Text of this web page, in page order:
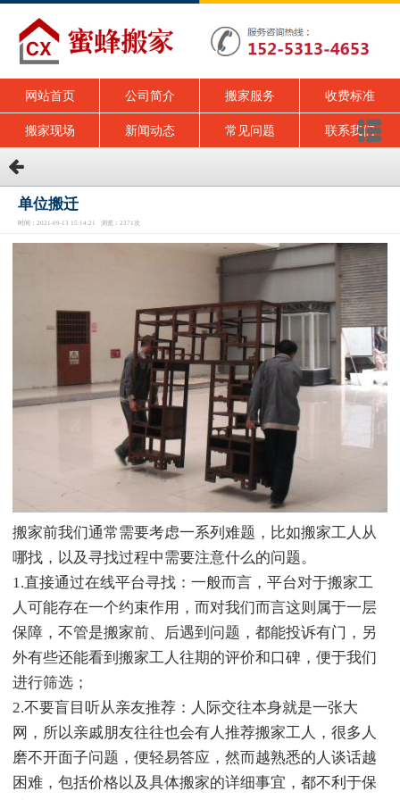
网站首页 公司简介 搬家服务 收费标准
搬家现场 新闻动态 常见问题 联系我们
单位搬迁
时间：2021-09-13 15:14:21 浏览：2371次
搬家前我们通常需要考虑一系列难题，比如搬家工人从
哪找，以及寻找过程中需要注意什么的问题。
1.直接通过在线平台寻找：一般而言，平台对于搬家工
人可能存在一个约束作用，而对我们而言这则属于一层
保障，不管是搬家前、后遇到问题，都能投诉有门，另
外有些还能看到搬家工人往期的评价和口碑，便于我们
进行筛选；
2.不要盲目听从亲友推荐：人际交往本身就是一张大
网，所以亲戚朋友往往也会有人推荐搬家工人，很多人
磨不开面子问题，便轻易答应，然而越熟悉的人谈话越
困难，包括价格以及具体搬家的详细事宜，都不利于保